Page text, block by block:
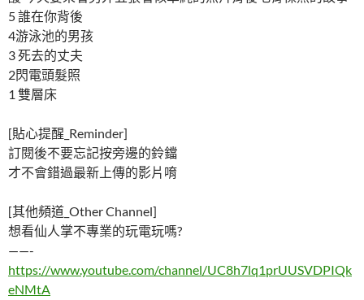
5 誰在你背後
4游泳池的男孩
3 死去的丈夫
2閃電頭髮照
1 雙層床
[貼心提醒_Reminder]
訂閱後不要忘記按旁邊的鈴鐺
才不會錯過最新上傳的影片唷
[其他頻道_Other Channel]
想看仙人掌不專業的玩電玩嗎?
——-
https://www.youtube.com/channel/UC8h7lq1prUUSVDPIQk
eNMtA